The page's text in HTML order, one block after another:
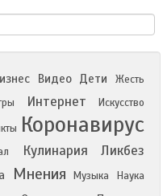
Видео Дети
Жесть
Интернет Искусство
Коронавирус
Кулинария Ликбез
Мнения Музыка Наука